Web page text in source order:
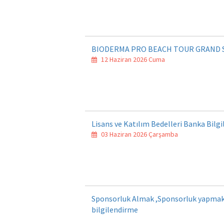
BIODERMA PRO BEACH TOUR GRAND
12 Haziran 2026 Cuma
Lisans ve Katılım Bedelleri Banka
03 Haziran 2026 Çarşamba
Sponsorluk Almak ,Sponsorluk
bilgilendirme